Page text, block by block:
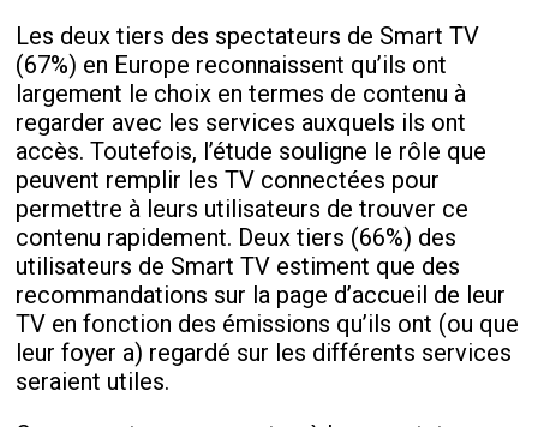
Les deux tiers des spectateurs de Smart TV
(67%) en Europe reconnaissent qu’ils ont
largement le choix en termes de contenu à
regarder avec les services auxquels ils ont
accès. Toutefois, l’étude souligne le rôle que
peuvent remplir les TV connectées pour
permettre à leurs utilisateurs de trouver ce
contenu rapidement. Deux tiers (66%) des
utilisateurs de Smart TV estiment que des
recommandations sur la page d’accueil de leur
TV en fonction des émissions qu’ils ont (ou que
leur foyer a) regardé sur les différents services
seraient utiles.